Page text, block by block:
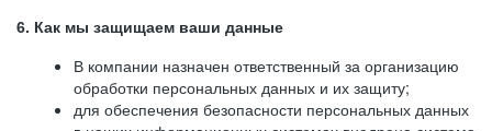
6. Как мы защищаем ваши данные
В компании назначен ответственный за организацию
обработки персональных данных и их защиту;
для обеспечения безопасности персональных данных